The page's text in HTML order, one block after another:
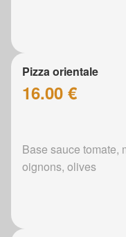
Pizza orientale
16.00 €
Base sauce tomate,
oignons, olives